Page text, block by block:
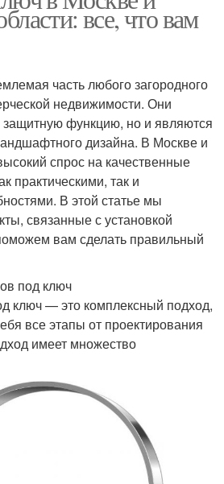
все, что вам
часть любого загородного
недвижимости. Они
функцию, но и являются
дизайна. В Москве и
спрос на качественные
практическими, так и
В этой статье мы
связанные с установкой
вам сделать правильный
под ключ
ключ — это комплексный подход,
все этапы от проектирования
имеет множество